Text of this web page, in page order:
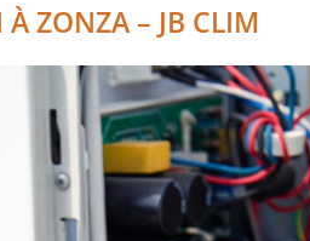
ZONZA – JB CLIM